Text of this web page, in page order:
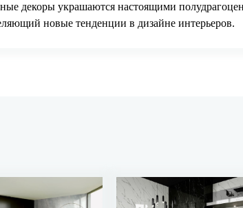
декоры украшаются настоящими
новые тенденции в дизайне интерьеров.